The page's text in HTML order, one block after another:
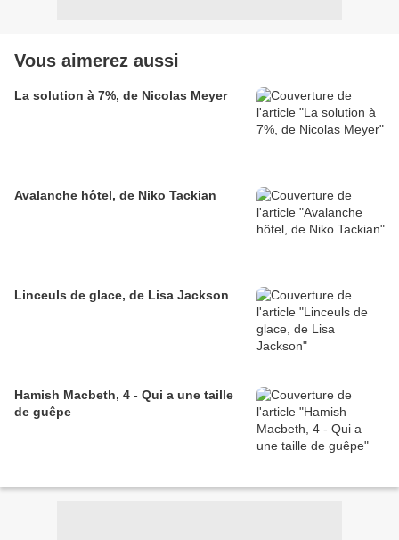
Vous aimerez aussi
La solution à 7%, de Nicolas Meyer
Avalanche hôtel, de Niko Tackian
Linceuls de glace, de Lisa Jackson
Hamish Macbeth, 4 - Qui a une taille
de guêpe